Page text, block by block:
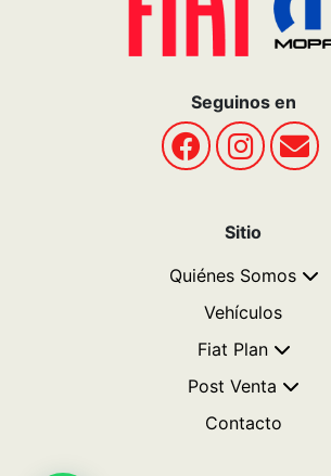
Ver todos los accesorios